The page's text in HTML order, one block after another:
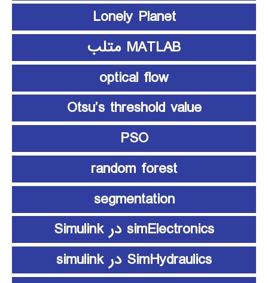
Lonely Planet
MATLAB متلب
optical flow
Otsu’s threshold value
PSO
random forest
segmentation
simElectronics در Simulink
SimHydraulics در simulink